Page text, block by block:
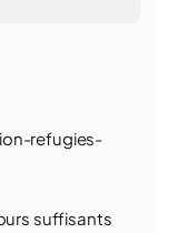
refugies-
suffisants